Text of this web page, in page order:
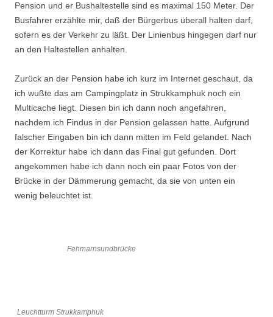
Pension und er Bushaltestelle sind es maximal 150 Meter. Der
Busfahrer erzählte mir, daß der Bürgerbus überall halten darf,
sofern es der Verkehr zu läßt. Der Linienbus hingegen darf nur
an den Haltestellen anhalten.
Zurück an der Pension habe ich kurz im Internet geschaut, da
ich wußte das am Campingplatz in Strukkamphuk noch ein
Multicache liegt. Diesen bin ich dann noch angefahren,
nachdem ich Findus in der Pension gelassen hatte. Aufgrund
falscher Eingaben bin ich dann mitten im Feld gelandet. Nach
der Korrektur habe ich dann das Final gut gefunden. Dort
angekommen habe ich dann noch ein paar Fotos von der
Brücke in der Dämmerung gemacht, da sie von unten ein
wenig beleuchtet ist.
Fehmarnsundbrücke
Leuchtturm Strukkamphuk